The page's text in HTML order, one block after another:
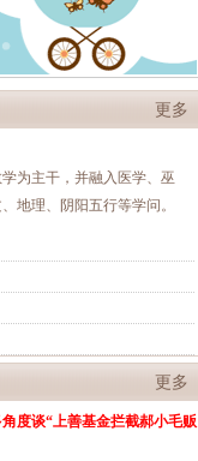
更多
为主干，并融入医学、巫
地理、阴阳五行等学问。
更多
度谈“上善基金拦截郝小毛贩